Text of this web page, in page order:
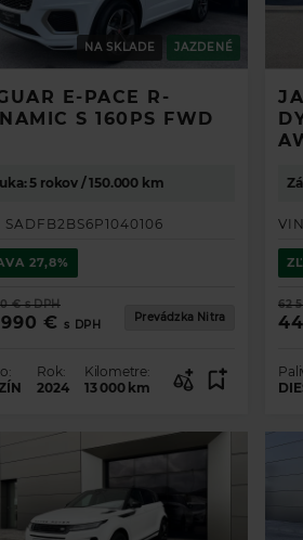
NA SKLADE JAZDENÉ
E-PACE R-
S 160PS FWD
5 rokov / 150.000 km
SADFB2BS6P1040106
27,8%
€ s DPH
€ s DPH
Prevádzka Nitra
Rok:
2024
Kilometre:
13 000 km
62